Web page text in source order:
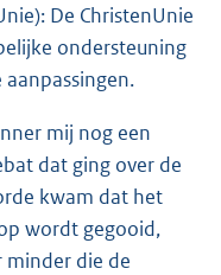
De ChristenUnie
ondersteuning
mij nog een
dat ging over de
kwam dat het
wordt gegooid,
die de